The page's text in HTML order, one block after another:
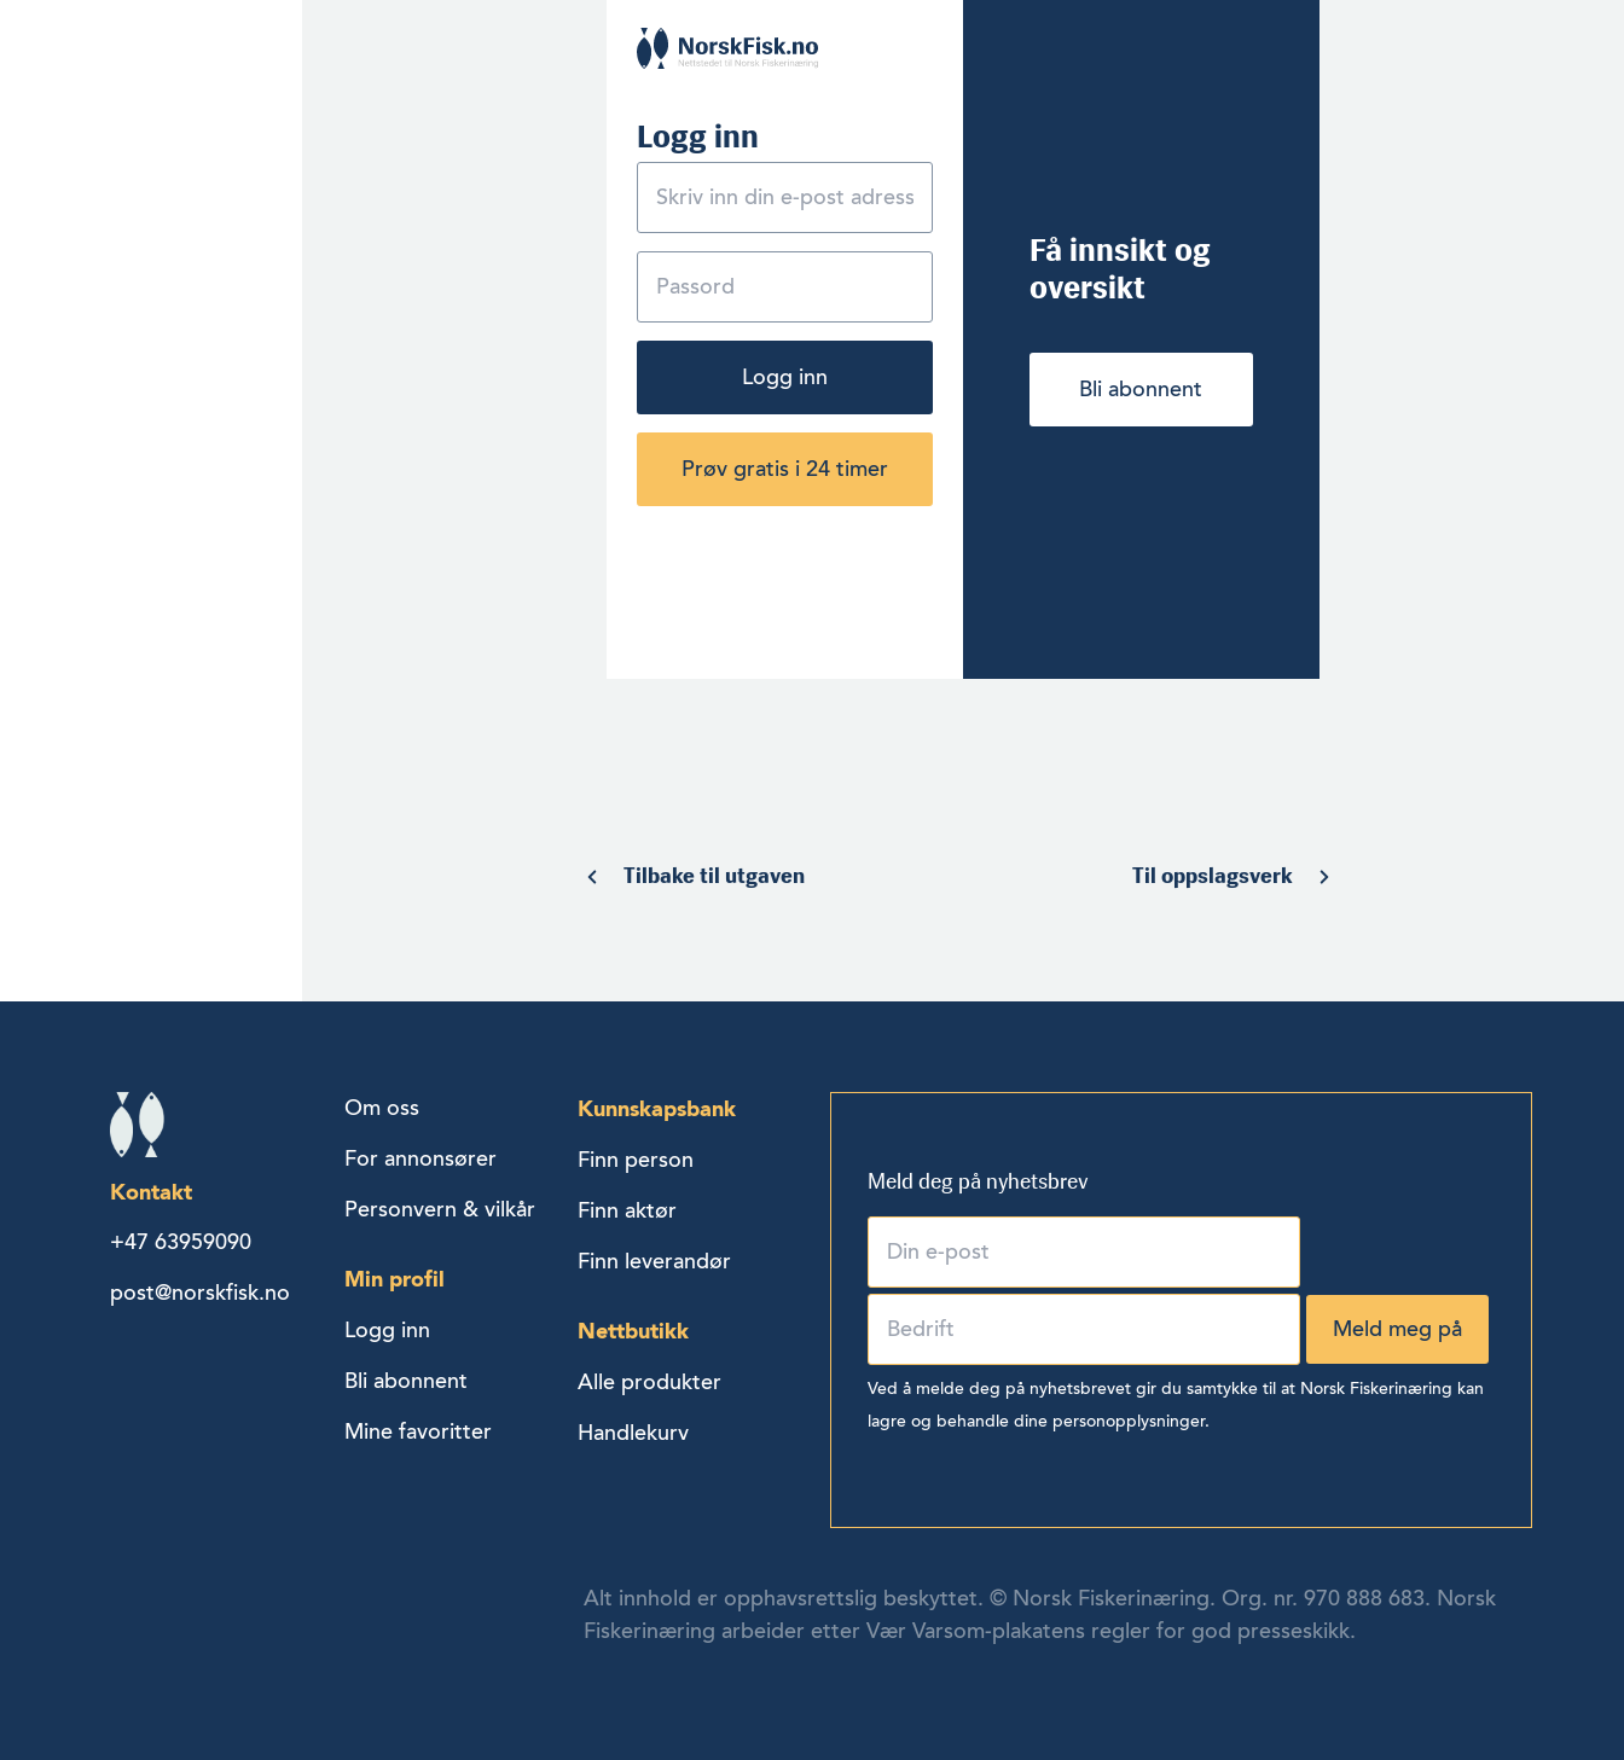
Logg inn
Logg inn
Prøv gratis i 24 timer
Få innsikt og
oversikt
Bli abonnent
Tilbake til utgaven Til oppslagsverk
Kontakt
+47 63959090
post@norskfisk.no
Om oss
For annonsører
Personvern & vilkår
Min profil
Logg inn
Bli abonnent
Mine favoritter
Kunnskapsbank
Finn person
Finn aktør
Finn leverandør
Nettbutikk
Alle produkter
Handlekurv
Meld deg på nyhetsbrev
Ved å melde deg på nyhetsbrevet gir du samtykke til at Norsk Fiskerinæring kan
lagre og behandle dine personopplysninger.
Alt innhold er opphavsrettslig beskyttet. © Norsk Fiskerinæring. Org. nr. 970 888 683. Norsk
Fiskerinæring arbeider etter Vær Varsom-plakatens regler for god presseskikk.